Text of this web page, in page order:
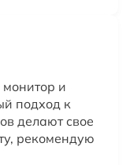
и
подход к
делают свое
рекомендую